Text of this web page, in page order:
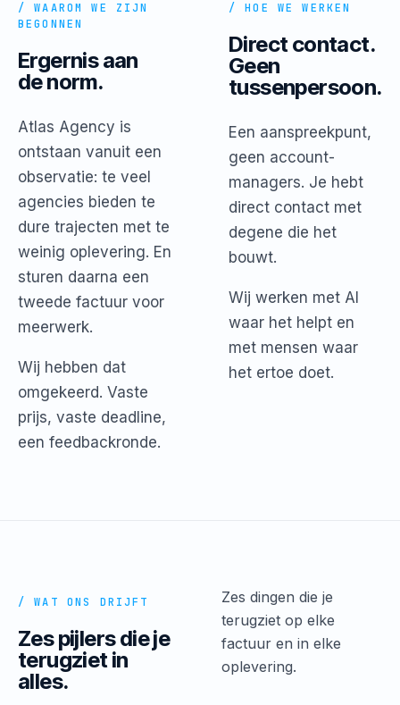
/ WAAROM WE ZIJN
BEGONNEN
Ergernis aan
de norm.
Atlas Agency is
ontstaan vanuit een
observatie: te veel
agencies bieden te
dure trajecten met te
weinig oplevering. En
sturen daarna een
tweede factuur voor
meerwerk.
Wij hebben dat
omgekeerd. Vaste
prijs, vaste deadline,
een feedbackronde.
/ HOE WE WERKEN
Direct contact.
Geen
tussenpersoon.
Een aanspreekpunt,
geen account-
managers. Je hebt
direct contact met
degene die het
bouwt.
Wij werken met AI
waar het helpt en
met mensen waar
het ertoe doet.
/ WAT ONS DRIJFT
Zes pijlers die je
terugziet in
alles.
Zes dingen die je
terugziet op elke
factuur en in elke
oplevering.